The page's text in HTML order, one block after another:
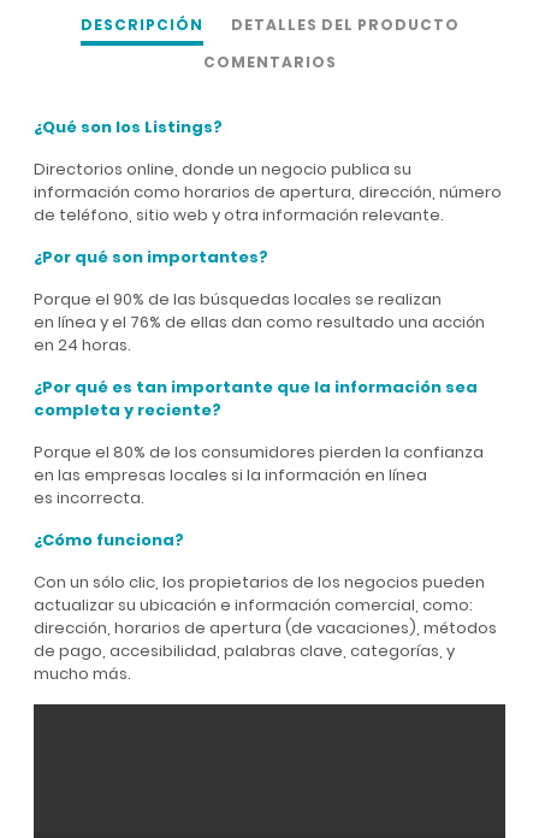
DESCRIPCIÓN
DETALLES DEL PRODUCTO
COMENTARIOS
¿Qué son los Listings?
Directorios online, donde un negocio publica su
información como horarios de apertura, dirección, número
de teléfono, sitio web y otra información relevante.
¿Por qué son importantes?
Porque el 90% de las búsquedas locales se realizan
en línea y el 76% de ellas dan como resultado una acción
en 24 horas.
¿Por qué es tan importante que la información sea
completa y reciente?
Porque el 80% de los consumidores pierden la confianza
en las empresas locales si la información en línea
es incorrecta.
¿Cómo funciona?
Con un sólo clic, los propietarios de los negocios pueden
actualizar su ubicación e información comercial, como:
dirección, horarios de apertura (de vacaciones), métodos
de pago, accesibilidad, palabras clave, categorías, y
mucho más.